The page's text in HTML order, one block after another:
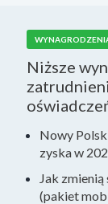
Niższe
Nowy
zyska w
Jak
(pakiet